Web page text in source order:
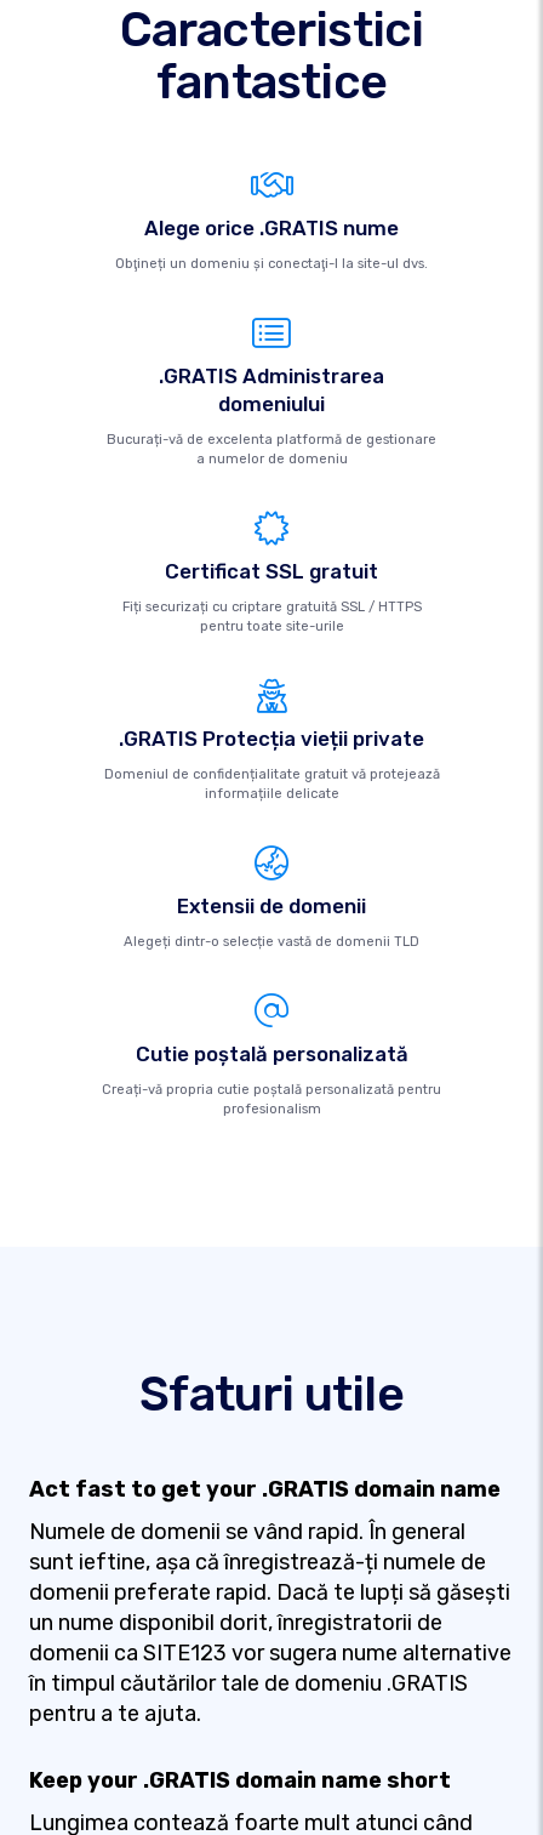
Caracteristici
fantastice
Alege orice .GRATIS nume
Obţineți un domeniu şi conectaţi-l la site-ul dvs.
.GRATIS Administrarea
domeniului
Bucurați-vă de excelenta platformă de gestionare
a numelor de domeniu
Certificat SSL gratuit
Fiți securizați cu criptare gratuită SSL / HTTPS
pentru toate site-urile
.GRATIS Protecția vieții private
Domeniul de confidențialitate gratuit vă protejează
informațiile delicate
Extensii de domenii
Alegeți dintr-o selecție vastă de domenii TLD
Cutie poştală personalizată
Creați-vă propria cutie poștală personalizată pentru
profesionalism
Sfaturi utile
Act fast to get your .GRATIS domain name
Numele de domenii se vând rapid. În general
sunt ieftine, așa că înregistrează-ți numele de
domenii preferate rapid. Dacă te lupți să găsești
un nume disponibil dorit, înregistratorii de
domenii ca SITE123 vor sugera nume alternative
în timpul căutărilor tale de domeniu .GRATIS
pentru a te ajuta.
Keep your .GRATIS domain name short
Lungimea contează foarte mult atunci când